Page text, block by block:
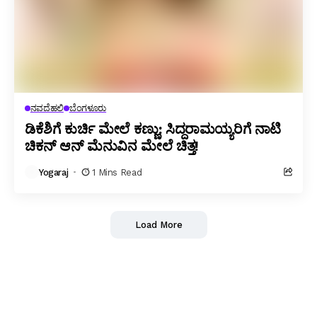
ನವದೆಹಲಿ ಬೆಂಗಳೂರು
ಡಿಕೆಶಿಗೆ ಕುರ್ಚಿ ಮೇಲೆ ಕಣ್ಣು: ಸಿದ್ದರಾಮಯ್ಯರಿಗೆ ನಾಟಿ
ಚಿಕನ್ ಆನ್ ಮೆನುವಿನ ಮೇಲೆ ಚಿತ್ತ!
Yogaraj 1 Mins Read
Load More